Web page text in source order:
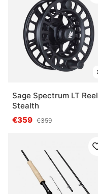
Sage Spectrum LT Reel
Stealth
€359 €359